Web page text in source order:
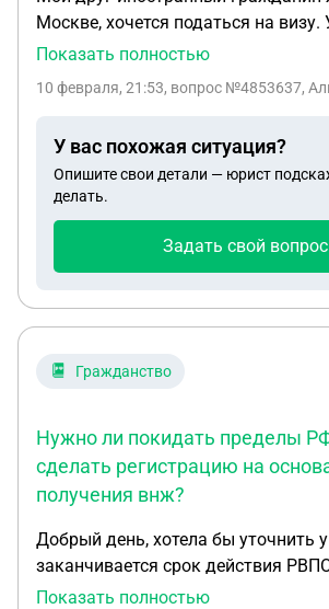
Москве, хочется податься на визу.
ВНЖ и получается, что паспорт
Москвы. Сможет ли он с ВНЖ
Показать полностью
10 февраля, 21:53, вопрос №4853637,
У вас похожая ситуация?
Опишите свои детали — юрист
делать.
Задать свой вопрос
Гражданство
Нужно ли покидать пределы
сделать регистрацию на
получения внж?
Добрый день, хотела бы уточнить
заканчивается срок действия
приняты документы на получение
Показать полностью